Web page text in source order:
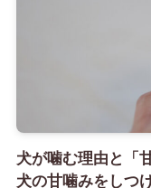
犬が噛む理由と「
犬の甘噛みをしつ